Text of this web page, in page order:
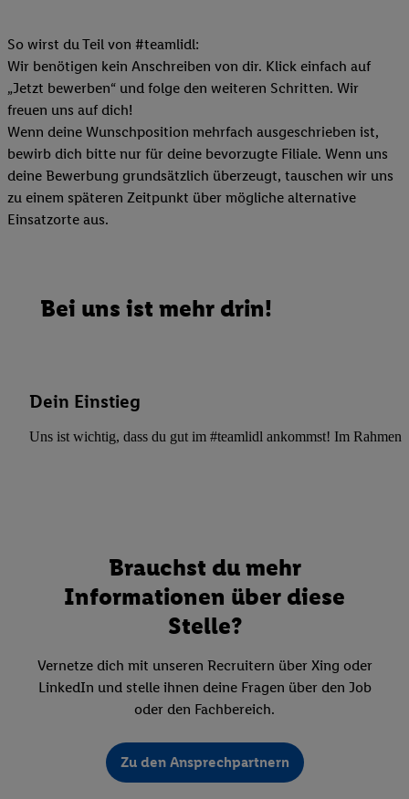
So wirst du Teil von #teamlidl:
Wir benötigen kein Anschreiben von dir. Klick einfach auf
„Jetzt bewerben“ und folge den weiteren Schritten. Wir
freuen uns auf dich!
Wenn deine Wunschposition mehrfach ausgeschrieben ist,
bewirb dich bitte nur für deine bevorzugte Filiale. Wenn uns
deine Bewerbung grundsätzlich überzeugt, tauschen wir uns
zu einem späteren Zeitpunkt über mögliche alternative
Einsatzorte aus.
Bei uns ist mehr drin!
Dein Einstieg
Uns ist wichtig, dass du gut im #teamlidl ankommst! Im Rahmen
Brauchst du mehr
Informationen über diese
Stelle?
Vernetze dich mit unseren Recruitern über Xing oder
LinkedIn und stelle ihnen deine Fragen über den Job
oder den Fachbereich.
Zu den Ansprechpartnern